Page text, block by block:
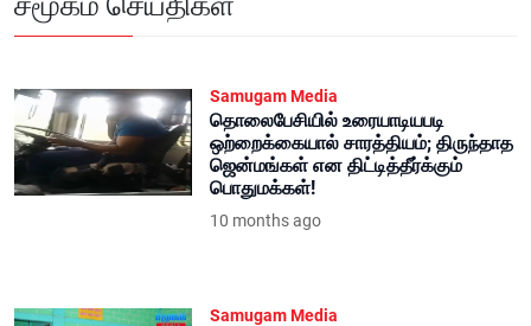
Samugam Media
தொலைபேசியில் உரையாடியபடி
ஒற்றைக்கையால் சாரத்தியம்; திருந்தாத
ஜென்மங்கள் என திட்டித்தீர்க்கும்
பொதுமக்கள்!
10 months ago
Samugam Media